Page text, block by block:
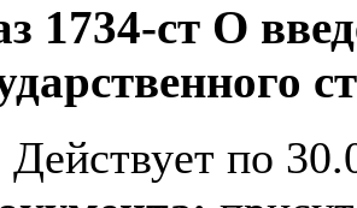
1734-ст О
Действует по